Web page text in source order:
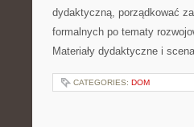
dydaktyczną, porządkować
formalnych po tematy
Materiały dydaktyczne i
CATEGORIES: DOM